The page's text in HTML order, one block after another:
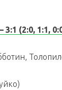
– 3:1 (2:0, 1:1,